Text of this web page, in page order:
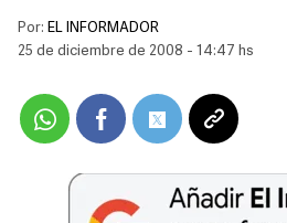
Por: EL INFORMADOR
25 de diciembre de 2008 - 14:47 hs